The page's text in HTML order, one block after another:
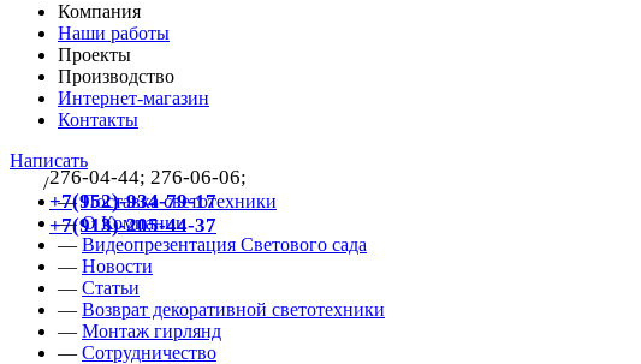
Компания
Наши работы
Проекты
Производство
Интернет-магазин
Контакты
Написать
/276-04-44; 276-06-06;
+7(952)-934-79-17
+7(913)-205-44-37
—Поставка светотехники
—О Компании
— Видеопрезентация Светового сада
— Новости
— Статьи
— Возврат декоративной светотехники
— Монтаж гирлянд
— Сотрудничество